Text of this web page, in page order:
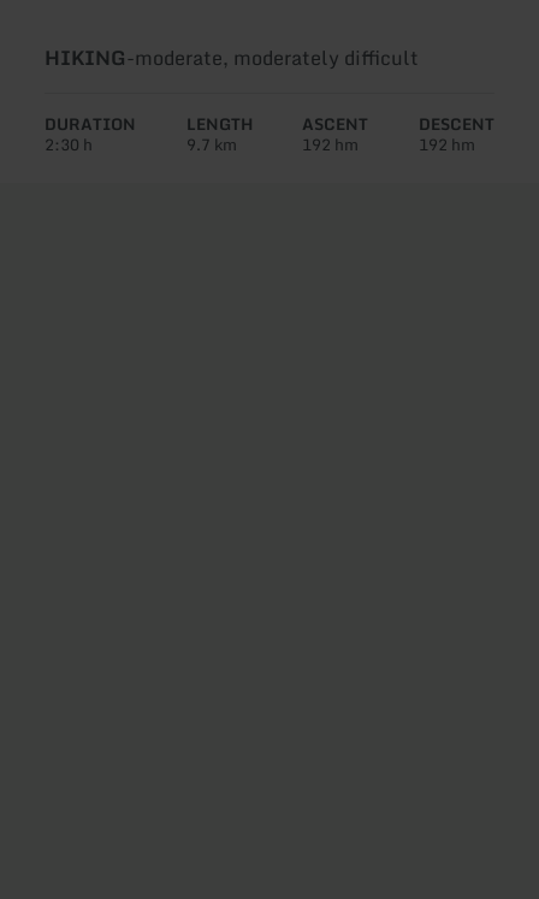
Type
tour:
HIKING-Difficulty:
moderate, moderately difficult
DURATION
2:30 h
LENGTH
9.7 km
ASCENT
192 hm
DESCENT
192 hm